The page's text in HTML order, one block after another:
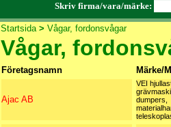
Skriv firma/vara/märke:
Startsida> Vågar, fordonsvågar
Vågar,
Företagsnamn Märke/
Ajac AB
VEI
dumpers,